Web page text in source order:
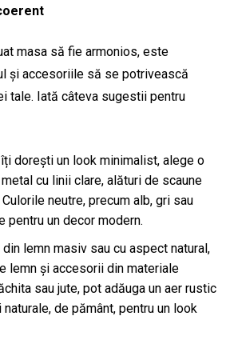
masa să fie armonios, este
și accesoriile să se potrivească
tale. Iată câteva sugestii pentru
dorești un look minimalist, alege o
cu linii clare, alături de scaune
neutre, precum alb, gri sau
pentru un decor modern.
din lemn masiv sau cu aspect natural,
lemn și accesorii din materiale
sau jute, pot adăuga un aer rustic
de pământ, pentru un look